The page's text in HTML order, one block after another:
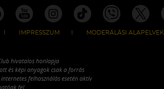
IMPRESSZUM MODERÁLÁSI ALAPELVEK
hivatalos honlapja
és képi anyagok csak a forrás
felhasználás esetén aktív
fel.